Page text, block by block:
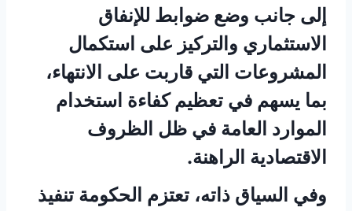
إلى جانب وضع ضوابط للإنفاق
الاستثماري والتركيز على استكمال
المشروعات التي قاربت على الانتهاء،
بما يسهم في تعظيم كفاءة استخدام
الموارد العامة في ظل الظروف
الاقتصادية الراهنة.
وفي السياق ذاته، تعتزم الحكومة تنفيذ